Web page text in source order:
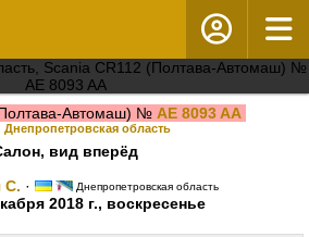
Автомаш) № AE 8093 AA
Днепропетровская область
вид вперёд
С. · Днепропетровская область
2018 г., воскресенье